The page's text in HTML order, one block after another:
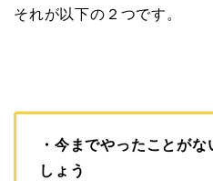
それが以下の２つです。
・今までやったことが
しょう